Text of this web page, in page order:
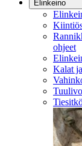
Elinkeino
ohjeet
Kalat